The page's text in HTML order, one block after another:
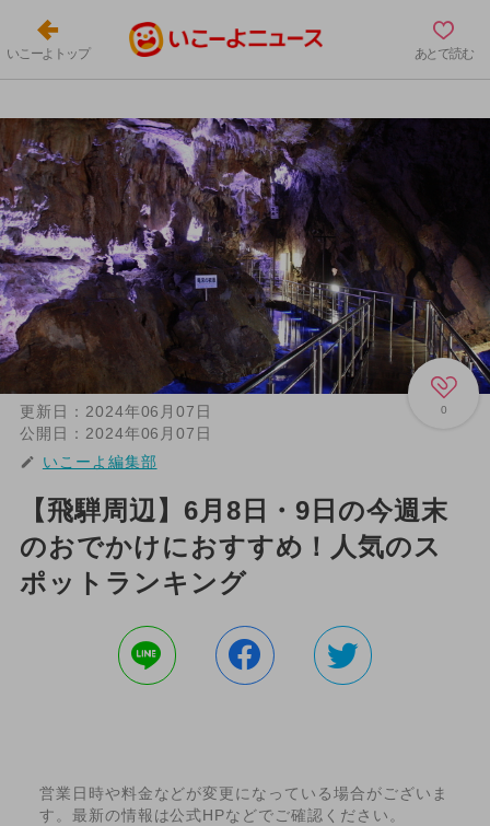
いこーよトップ あとで読む
0
更新日： 2024年06月07日
公開日： 2024年06月07日
いこーよ編集部
【飛騨周辺】6月8日・9日の今週末
のおでかけにおすすめ！人気のス
ポットランキング
営業日時や料金などが変更になっている場合がございま
す。最新の情報は公式HPなどでご確認ください。